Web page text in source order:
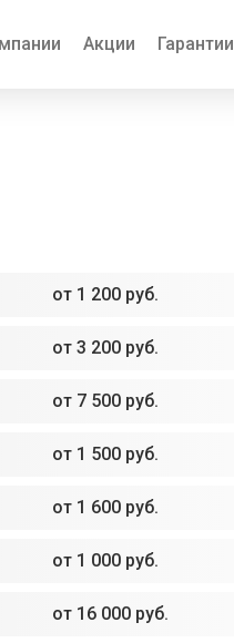
Акции Гарантии
от 1 200 руб.
от 3 200 руб.
от 7 500 руб.
от 1 500 руб.
от 1 600 руб.
от 1 000 руб.
от 16 000 руб.